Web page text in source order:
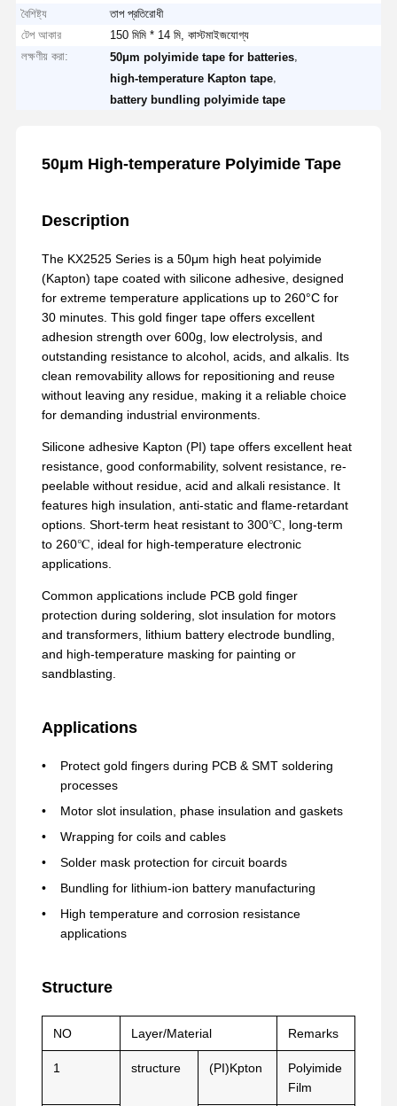
বাড়ি পণ্য VR প্রদর্শন আমাদের সম্পর্কে
বৈশিষ্ট্য
তাপ প্রতিরোধী
টেপ আকার
150 মিমি * 14 মি, কাস্টমাইজযোগ্য
লক্ষণীয় করা:
50μm polyimide tape for batteries
high-temperature Kapton tape
battery bundling polyimide tape
50μm High-temperature Polyimide Tape
Description
The KX2525 Series is a 50μm high heat polyimide
(Kapton) tape coated with silicone adhesive, designed
for extreme temperature applications up to 260°C for
30 minutes. This gold finger tape offers excellent
adhesion strength over 600g, low electrolysis, and
outstanding resistance to alcohol, acids, and alkalis. Its
clean removability allows for repositioning and reuse
without leaving any residue, making it a reliable choice
for demanding industrial environments.
Silicone adhesive Kapton (PI) tape offers excellent heat
resistance, good conformability, solvent resistance, re-
peelable without residue, acid and alkali resistance. It
features high insulation, anti-static and flame-retardant
options. Short-term heat resistant to 300℃, long-term
to 260℃, ideal for high-temperature electronic
applications.
Common applications include PCB gold finger
protection during soldering, slot insulation for motors
and transformers, lithium battery electrode bundling,
and high-temperature masking for painting or
sandblasting.
Applications
Protect gold fingers during PCB & SMT soldering
processes
Motor slot insulation, phase insulation and gaskets
Wrapping for coils and cables
Solder mask protection for circuit boards
Bundling for lithium-ion battery manufacturing
High temperature and corrosion resistance
applications
Structure
NO Layer/Material Remarks
1 structure (PI)Kpton
Polyimide
Film